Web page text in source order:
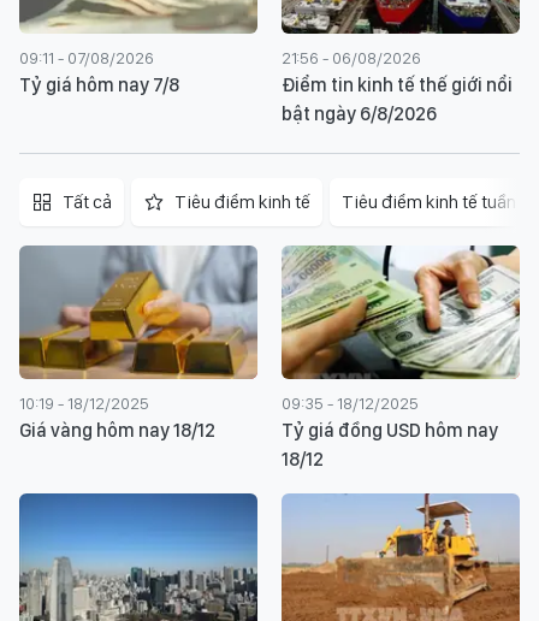
09:11 - 07/08/2026
Tỷ giá hôm nay 7/8
21:56 - 06/08/2026
Điểm tin kinh tế thế giới nổi
bật ngày 6/8/2026
Tất cả Tiêu điểm kinh tế Tiêu điểm kinh tế tuần
10:19 - 18/12/2025
Giá vàng hôm nay 18/12
09:35 - 18/12/2025
Tỷ giá đồng USD hôm nay
18/12